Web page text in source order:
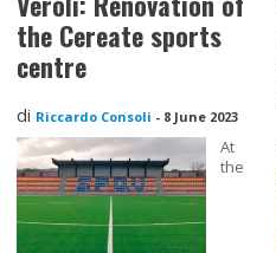
the Cereate sports
centre
di Riccardo Consoli - 8 June 2023
At
the